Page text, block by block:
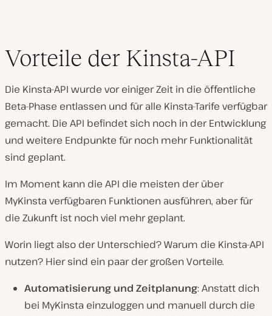
Vorteile der Kinsta-API
Die Kinsta-API wurde vor einiger Zeit in die öffentliche
Beta-Phase entlassen und für alle Kinsta-Tarife verfügbar
gemacht. Die API befindet sich noch in der Entwicklung
und weitere Endpunkte für noch mehr Funktionalität
sind geplant.
Im Moment kann die API die meisten der über
MyKinsta verfügbaren Funktionen ausführen, aber für
die Zukunft ist noch viel mehr geplant.
Worin liegt also der Unterschied? Warum die Kinsta-API
nutzen? Hier sind ein paar der großen Vorteile.
Automatisierung und Zeitplanung: Anstatt dich
bei MyKinsta einzuloggen und manuell durch die